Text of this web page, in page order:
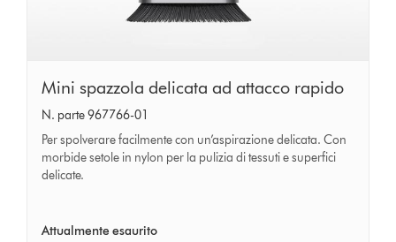
Mini
spazzola
delicata
ad
attacco
Mini spazzola delicata ad attacco rapido
N. parte 967766-01
Per spolverare facilmente con un’aspirazione delicata. Con
morbide setole in nylon per la pulizia di tessuti e superfici
delicate.
Attualmente esaurito